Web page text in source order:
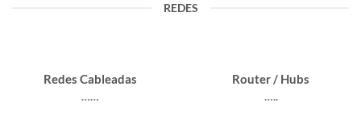
REDES
Redes Cableadas
……
Router / Hubs
…..